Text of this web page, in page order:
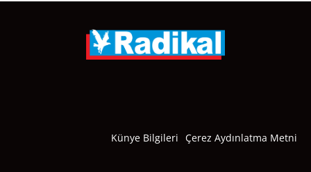
Künye Bilgileri Çerez Aydınlatma Metni